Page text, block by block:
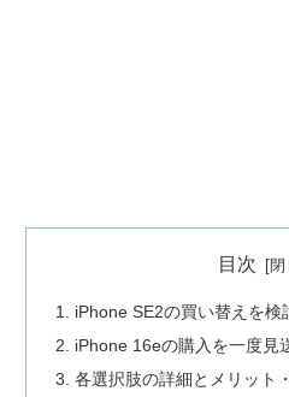
目次
iPhone SE2の買い替えを検
iPhone 16eの購入を一度見
各選択肢の詳細とメリット